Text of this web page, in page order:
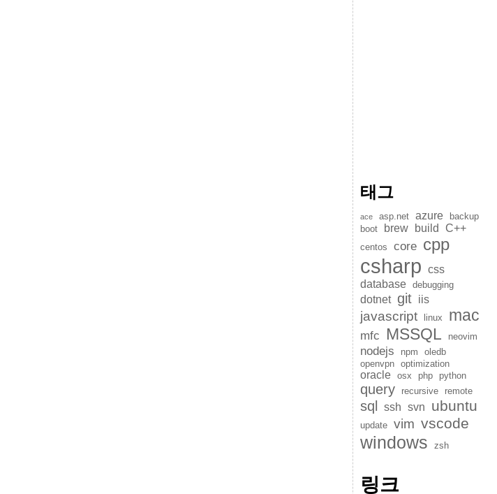
태그
ace asp.net azure
backup
boot
brew build C++
centos core cpp
csharp css
database
debugging
dotnet git iis
javascript linux mac
mfc MSSQL neovim
nodejs npm
oledb
openvpn
optimization
oracle osx php python
query recursive remote
sql ssh svn ubuntu
update vim vscode
windows zsh
링크